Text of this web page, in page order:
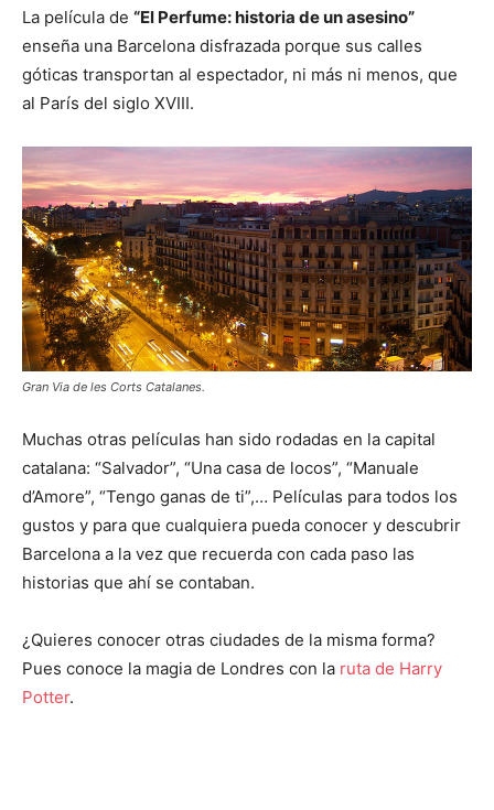
La película de “El Perfume: historia de un asesino”
enseña una Barcelona disfrazada porque sus calles
góticas transportan al espectador, ni más ni menos, que
al París del siglo XVIII.
Gran Via de les Corts Catalanes.
Muchas otras películas han sido rodadas en la capital
catalana: “Salvador”, “Una casa de locos”, “Manuale
d’Amore”, “Tengo ganas de ti”,… Películas para todos los
gustos y para que cualquiera pueda conocer y descubrir
Barcelona a la vez que recuerda con cada paso las
historias que ahí se contaban.
¿Quieres conocer otras ciudades de la misma forma?
Pues conoce la magia de Londres con la ruta de Harry
Potter.